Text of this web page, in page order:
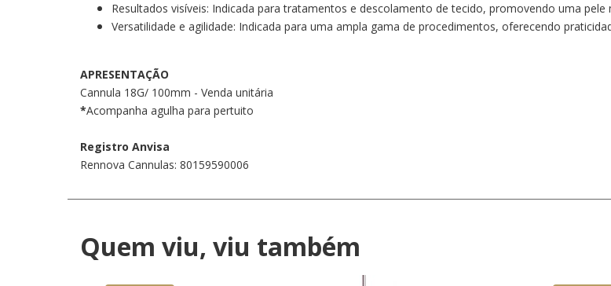
Resultados visíveis: Indicada para tratamentos e descolamento de tecido, promovendo uma pele
Versatilidade e agilidade: Indicada para uma ampla gama de procedimentos, oferecendo
APRESENTAÇÃO
Cannula 18G/ 100mm - Venda unitária
*Acompanha agulha para pertuito
Registro Anvisa
Rennova Cannulas: 80159590006
Quem viu, viu também